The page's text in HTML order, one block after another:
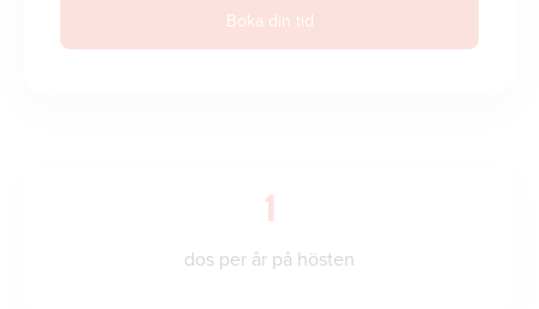
Boka din tid
1
dos per år på hösten